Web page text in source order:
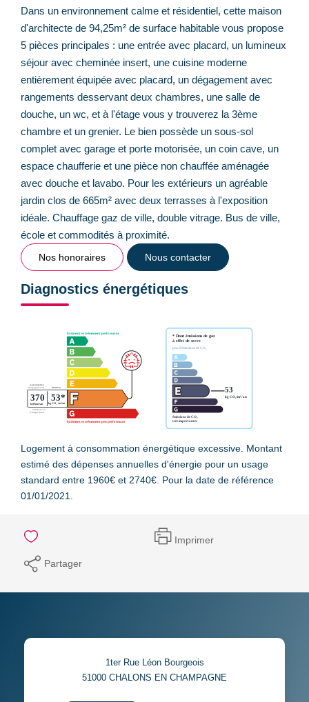
Dans un environnement calme et résidentiel, cette maison
d'architecte de 94,25m² de surface habitable vous propose
5 pièces principales : une entrée avec placard, un lumineux
séjour avec cheminée insert, une cuisine moderne
entièrement équipée avec placard, un dégagement avec
rangements desservant deux chambres, une salle de
douche, un wc, et à l'étage vous y trouverez la 3ème
chambre et un grenier. Le bien possède un sous-sol
complet avec garage et porte motorisée, un coin cave, un
espace chaufferie et une pièce non chauffée aménagée
avec douche et lavabo. Pour les extérieurs un agréable
jardin clos de 665m² avec deux terrasses à l'exposition
idéale. Chauffage gaz de ville, double vitrage. Bus de ville,
école et commodités à proximité.
Nos honoraires Nous contacter
Diagnostics énergétiques
Logement à consommation énergétique excessive. Montant
estimé des dépenses annuelles d'énergie pour un usage
standard entre 1960€ et 2740€. Pour la date de référence
01/01/2021.
Imprimer
Partager
1ter Rue Léon Bourgeois
51000 CHALONS EN CHAMPAGNE